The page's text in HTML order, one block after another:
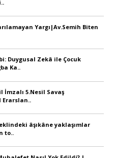
Yargı|Av.Semih Biten
Duygusal Zekâ ile Çocuk
Ka..
İmzalı 5.Nesil Savaş
Erarslan..
âşıkâne yaklaşımlar
to..